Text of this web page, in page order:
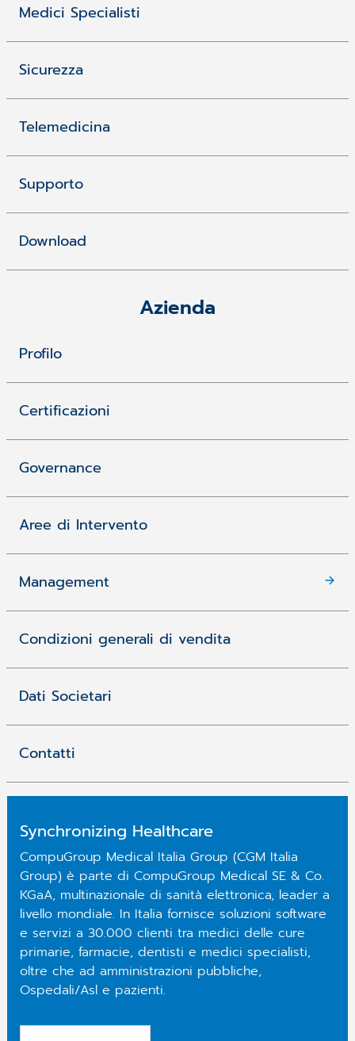
Medici Specialisti
Sicurezza
Telemedicina
Supporto
Download
Azienda
Profilo
Certificazioni
Governance
Aree di Intervento
Management
Condizioni generali di vendita
Dati Societari
Contatti
Synchronizing Healthcare
CompuGroup Medical Italia Group (CGM Italia
Group) è parte di CompuGroup Medical SE & Co.
KGaA, multinazionale di sanità elettronica, leader a
livello mondiale. In Italia fornisce soluzioni software
e servizi a 30.000 clienti tra medici delle cure
primarie, farmacie, dentisti e medici specialisti,
oltre che ad amministrazioni pubbliche,
Ospedali/Asl e pazienti.